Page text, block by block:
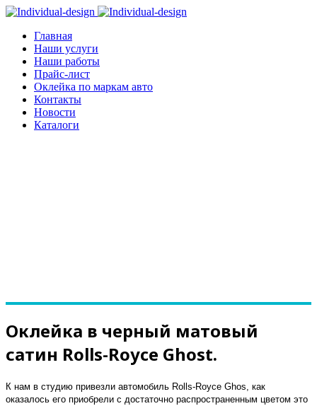
Главная
Наши услуги
Наши работы
Прайс-лист
Оклейка по маркам авто
Контакты
Новости
Каталоги
Оклейка в черный матовый
сатин Rolls-Royce Ghost.
К нам в студию привезли автомобиль Rolls-Royce Ghos, как
оказалось его приобрели с достаточно распространенным цветом это